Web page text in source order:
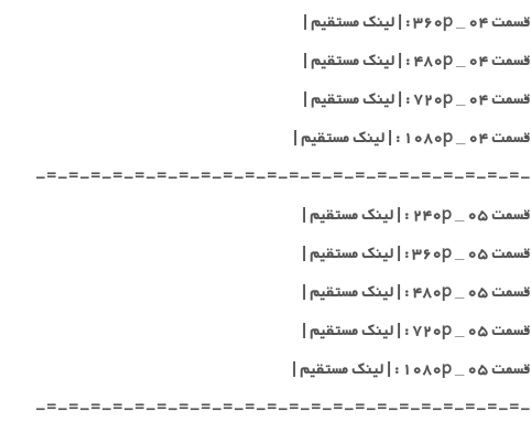
قسمت ۰۴ _ ۳۶۰p : | لینک مستقیم |
قسمت ۰۴ _ ۴۸۰p : | لینک مستقیم |
قسمت ۰۴ _ ۷۲۰p : | لینک مستقیم |
قسمت ۰۴ _ ۱۰۸۰p : | لینک مستقیم |
-=-=-=-=-=-=-=-=-=-=-=-=-=-=-=-=-=-=-=-=-=-=-
قسمت ۰۵ _ ۲۴۰p : | لینک مستقیم |
قسمت ۰۵ _ ۳۶۰p : | لینک مستقیم |
قسمت ۰۵ _ ۴۸۰p : | لینک مستقیم |
قسمت ۰۵ _ ۷۲۰p : | لینک مستقیم |
قسمت ۰۵ _ ۱۰۸۰p : | لینک مستقیم |
-=-=-=-=-=-=-=-=-=-=-=-=-=-=-=-=-=-=-=-=-=-=-